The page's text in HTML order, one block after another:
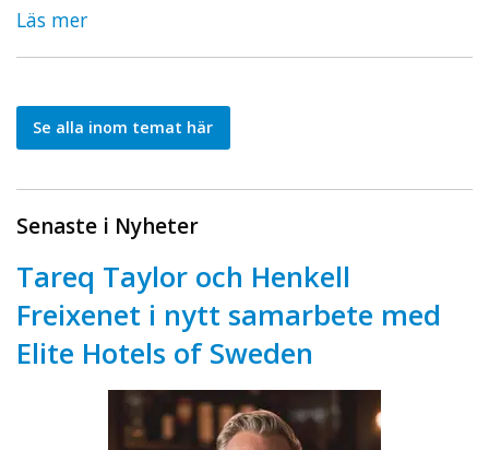
Läs mer
Se alla inom temat här
Senaste i Nyheter
Tareq Taylor och Henkell
Freixenet i nytt samarbete med
Elite Hotels of Sweden